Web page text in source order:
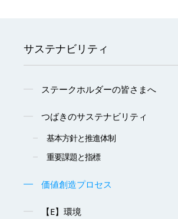
サステナビリティ
ステークホルダーの皆さまへ
つばきのサステナビリティ
基本方針と推進体制
重要課題と指標
価値創造プロセス
【E】環境